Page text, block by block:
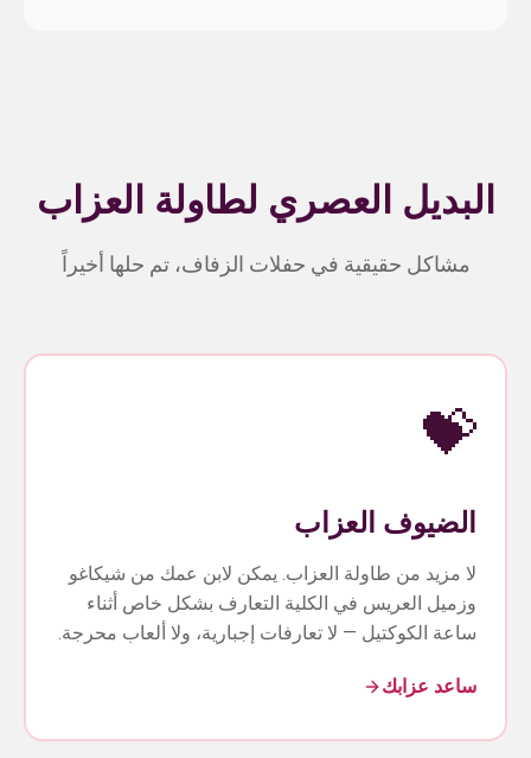
البديل العصري لطاولة العزاب
مشاكل حقيقية في حفلات الزفاف، تم حلها أخيراً
💝
الضيوف العزاب
لا مزيد من طاولة العزاب. يمكن لابن عمك من شيكاغو
وزميل العريس في الكلية التعارف بشكل خاص أثناء
ساعة الكوكتيل — لا تعارفات إجبارية، ولا ألعاب محرجة.
ساعد عزابك